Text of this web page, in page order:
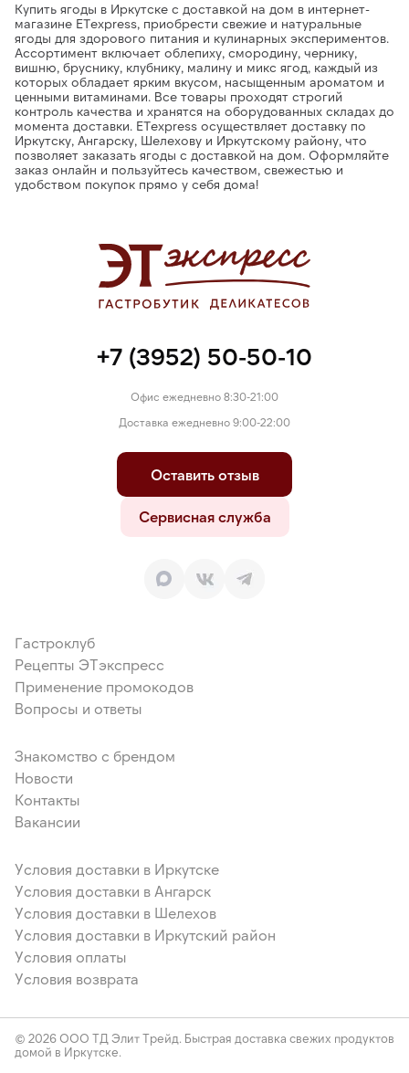
Купить ягоды в Иркутске с доставкой на дом в интернет-
магазине ETexpress, приобрести свежие и натуральные
ягоды для здорового питания и кулинарных экспериментов.
Ассортимент включает облепиху, смородину, чернику,
вишню, бруснику, клубнику, малину и микс ягод, каждый из
которых обладает ярким вкусом, насыщенным ароматом и
ценными витаминами. Все товары проходят строгий
контроль качества и хранятся на оборудованных складах до
момента доставки. ETexpress осуществляет доставку по
Иркутску, Ангарску, Шелехову и Иркутскому району, что
позволяет заказать ягоды с доставкой на дом. Оформляйте
заказ онлайн и пользуйтесь качеством, свежестью и
удобством покупок прямо у себя дома!
+7 (3952) 50-50-10
Офис ежедневно 8:30-21:00
Доставка ежедневно 9:00-22:00
Оставить отзыв
Сервисная служба
Гастроклуб
Рецепты ЭТэкспресс
Применение промокодов
Вопросы и ответы
Знакомство с брендом
Новости
Контакты
Вакансии
Условия доставки в Иркутске
Условия доставки в Ангарск
Условия доставки в Шелехов
Условия доставки в Иркутский район
Условия оплаты
Условия возврата
© 2026 ООО ТД Элит Трейд. Быстрая доставка свежих продуктов
домой в Иркутске.